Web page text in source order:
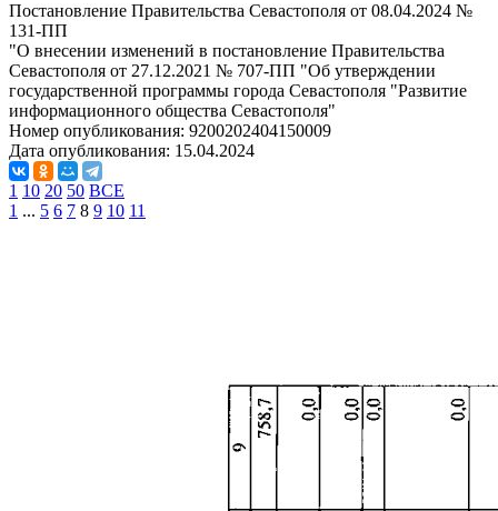
Постановление Правительства Севастополя от 08.04.2024 №
131-ПП
"О внесении изменений в постановление Правительства
Севастополя от 27.12.2021 № 707-ПП "Об утверждении
государственной программы города Севастополя "Развитие
информационного общества Севастополя"
Номер опубликования: 9200202404150009
Дата опубликования: 15.04.2024
1 10 20 50 ВСЕ
1 ... 5 6 7 8 9 10 11